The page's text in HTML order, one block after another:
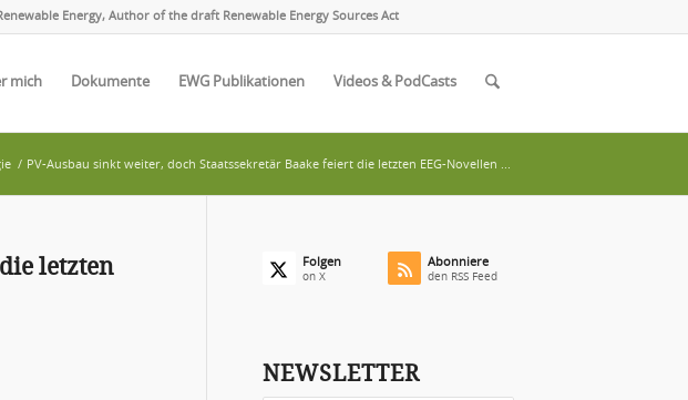
Energy, Author of the draft Renewable Energy Sources Act
mich Dokumente EWG Publikationen Videos & PodCasts
/ PV-Ausbau sinkt weiter, doch Staatssekretär Baake feiert die letzten EEG-Novellen ...
letzten
Folgen
on X
Abonniere
den RSS Feed
NEWSLETTER